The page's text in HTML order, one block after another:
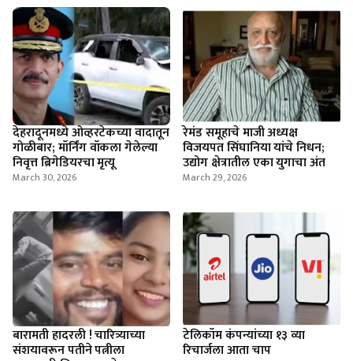
देहरादूनमध्ये ओव्हरटेकच्या वादातून
गोळीबार; मॉर्निंग वॉकला गेलेल्या
निवृत्त ब्रिगेडियरचा मृत्यू
March 30, 2026
रेमंड समूहाचे माजी अध्यक्ष
विजयपत सिंघानिया यांचे निधन;
उद्योग क्षेत्रातील एका युगाचा अंत
March 29, 2026
बारामती हादरली ! चारित्र्याच्या
संशयावरून पतीने पत्नीला
टेलिकॉम कंपन्यांच्या १३ व्या
रिचार्जला आता चाप